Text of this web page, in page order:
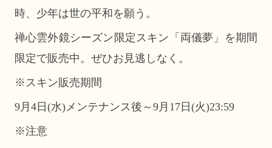
時、少年は世の平和を願う。
禅心雲外鏡シーズン限定スキン「両儀夢」を期間
限定で販売中。ぜひお見逃しなく。
※スキン販売期間
9月4日(水)メンテナンス後～9月17日(火)23:59
※注意